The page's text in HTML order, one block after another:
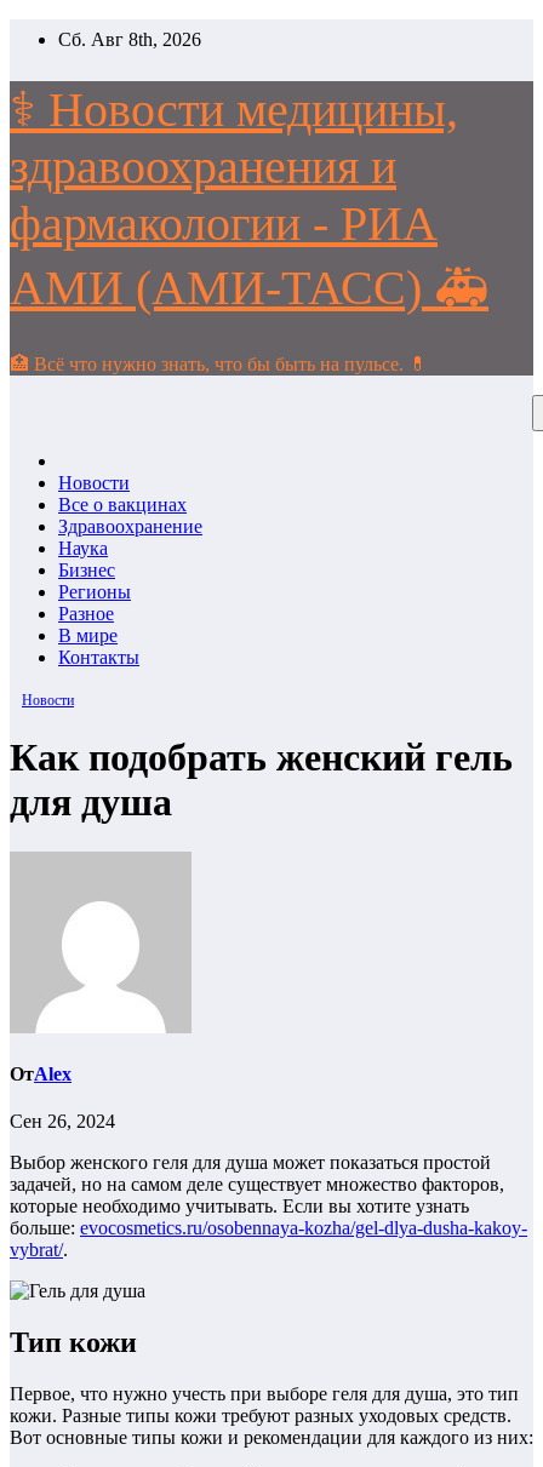
Перейти
Сб. Авг 8th, 2026
⚕️ Новости медицины,
здравоохранения и
фармакологии - РИА
АМИ (АМИ-ТАСС) 🚑
🏥 Всё что нужно знать, что бы быть на пульсе. 💊
Новости
Все о вакцинах
Здравоохранение
Наука
Бизнес
Регионы
Разное
В мире
Контакты
Новости
Как подобрать женский гель
для душа
ОтAlex
Сен 26, 2024
Выбор женского геля для душа может показаться простой
задачей, но на самом деле существует множество факторов,
которые необходимо учитывать. Если вы хотите узнать
больше: evocosmetics.ru/osobennaya-kozha/gel-dlya-dusha-kakoy-
vybrat/.
Тип кожи
Первое, что нужно учесть при выборе геля для душа, это тип
кожи. Разные типы кожи требуют разных уходовых средств.
Вот основные типы кожи и рекомендации для каждого из них: